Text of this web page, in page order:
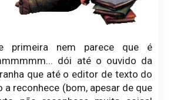
primeira nem parece que é
dói até o ouvido da
que até o editor de texto do
a reconhece (bom, apesar de que